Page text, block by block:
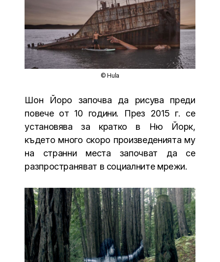
© Hula
Шон Йоро започва да рисува преди
повече от 10 години. През 2015 г. се
установява за кратко в Ню Йорк,
където много скоро произведенията му
на странни места започват да се
разпространяват в социалните мрежи.